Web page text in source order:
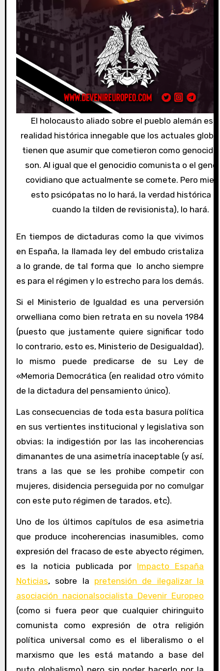
El holocausto aliado sobre el pueblo alemán es
realidad histórica innegable que los actuales
tienen que asumir que cometieron como
son. Al igual que el genocidio comunista o el
covidiano que actualmente se comete. Pero
esto psicópatas no lo hará, la verdad histórica
cuando la tilden de revisionista), lo hará.
En tiempos de dictaduras como la que vivimos
en España, la llamada ley del embudo cristaliza
a lo grande, de tal forma que lo ancho siempre
es para el régimen y lo estrecho para los demás.
Si el Ministerio de Igualdad es una perversión
orwelliana como bien retrata en su novela 1984
(puesto que justamente quiere significar todo
lo contrario, esto es, Ministerio de Desigualdad),
lo mismo puede predicarse de su Ley de
«Memoria Democrática (en realidad otro vómito
de la dictadura del pensamiento único).
Las consecuencias de toda esta basura política
en sus vertientes institucional y legislativa son
obvias: la indigestión por las las incoherencias
dimanantes de una asimetría inaceptable (y así,
trans a las que se les prohibe competir con
mujeres, disidencia perseguida por no comulgar
con este puto régimen de tarados, etc).
Uno de los últimos capítulos de esa asimetria
que produce incoherencias inasumibles, como
expresión del fracaso de este abyecto régimen,
es la noticia publicada por Impacto España
Noticias, sobre la pretensión de ilegalizar la
asociación nacionalsocialista Devenir Europeo
(como si fuera peor que cualquier chiringuito
comunista como expresión de otra religión
política universal como es el liberalismo o el
marxismo que les está matando a base del